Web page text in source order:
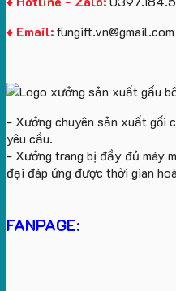
♦ Email:fungift.vn@gmail.com
- Xưởng chuyên sản xuất gối
yêu cầu.
- Xưởng trang bị đầy đủ máy
đại đáp ứng được thời gian
FANPAGE: